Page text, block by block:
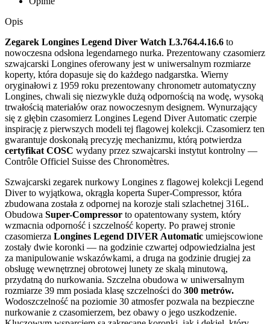
Opis
Zegarek Longines Legend Diver Watch L3.764.4.16.6 to
nowoczesna odsłona legendarnego nurka. Prezentowany czasomierz
szwajcarski Longines oferowany jest w uniwersalnym rozmiarze
koperty, która dopasuje się do każdego nadgarstka. Wierny
oryginałowi z 1959 roku prezentowany chronometr automatyczny
Longines, chwali się niezwykle dużą odpornością na wodę, wysoką
trwałością materiałów oraz nowoczesnym designem. Wynurzający
się z głębin czasomierz Longines Legend Diver Automatic czerpie
inspirację z pierwszych modeli tej flagowej kolekcji. Czasomierz ten
gwarantuje doskonałą precyzję mechanizmu, którą potwierdza
certyfikat COSC wydany przez szwajcarski instytut kontrolny —
Contrôle Officiel Suisse des Chronomètres.
Szwajcarski zegarek nurkowy Longines z flagowej kolekcji Legend
Diver to wyjątkowa, okrągła koperta Super-Compressor, która
zbudowana została z odpornej na korozje stali szlachetnej 316L.
Obudowa Super-Compressor to opatentowany system, który
wzmacnia odporność i szczelność koperty. Po prawej stronie
czasomierza Longines Legend DIVER Automatic umiejscowione
zostały dwie koronki — na godzinie czwartej odpowiedzialna jest
za manipulowanie wskazówkami, a druga na godzinie drugiej za
obsługę wewnętrznej obrotowej lunety ze skalą minutową,
przydatną do nurkowania. Szczelna obudowa w uniwersalnym
rozmiarze 39 mm posiada klasę szczelności do 300 metrów.
Wodoszczelność na poziomie 30 atmosfer pozwala na bezpieczne
nurkowanie z czasomierzem, bez obawy o jego uszkodzenie.